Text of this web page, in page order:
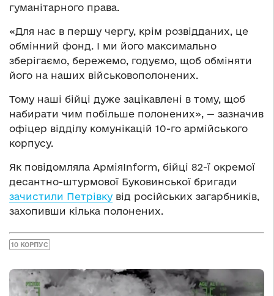
гуманітарного права.
«Для нас в першу чергу, крім розвідданих, це
обмінний фонд. І ми його максимально
зберігаємо, бережемо, годуємо, щоб обміняти
його на наших військовополонених.
Тому наші бійці дуже зацікавлені в тому, щоб
набирати чим побільше полонених», — зазначив
офіцер відділу комунікацій 10-го армійського
корпусу.
Як повідомляла АрміяInform, бійці 82-ї окремої
десантно-штурмової Буковинської бригади
зачистили Петрівку від російських загарбників,
захопивши кілька полонених.
10 КОРПУС